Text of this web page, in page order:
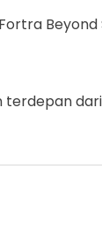
Beyond